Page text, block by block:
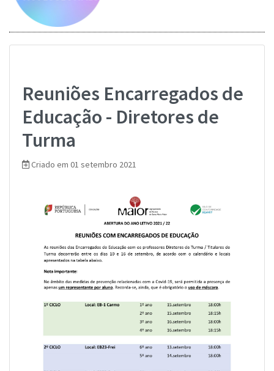
Saber mais...
Reuniões Encarregados de
Educação - Diretores de
Turma
Criado em 01 setembro 2021